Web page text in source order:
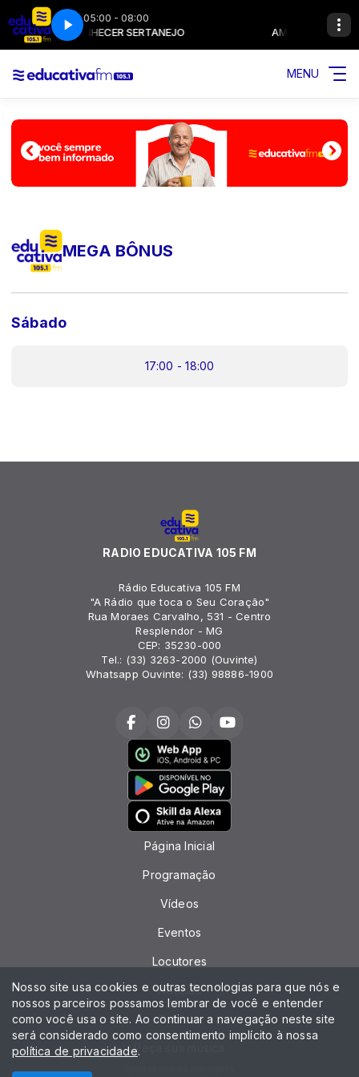
05:00 - 08:00
AMANHECER SERTANEJO AMANHECER
MENU
MEGA BÔNUS
Sábado
17:00 - 18:00
RADIO EDUCATIVA 105 FM
Rádio Educativa 105 FM
"A Rádio que toca o Seu Coração"
Rua Moraes Carvalho, 531 - Centro
Resplendor - MG
CEP: 35230-000
Tel.: (33) 3263-2000 (Ouvinte)
Whatsapp Ouvinte: (33) 98886-1900
Página Inicial
Programação
Vídeos
Eventos
Locutores
Notícias
Contato
Peça sua música
Nosso site usa cookies e outras tecnologias para que nós e
nossos parceiros possamos lembrar de você e entender
como você usa o site. Ao continuar a navegação neste site
será considerado como consentimento implícito à nossa
política de privacidade.